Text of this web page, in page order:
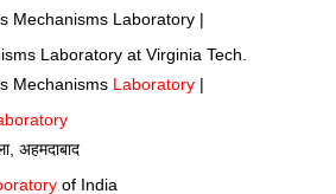
Mechanisms Laboratory |
Laboratory at Virginia Tech.
Mechanisms Laboratory |
अहमदाबाद
of India